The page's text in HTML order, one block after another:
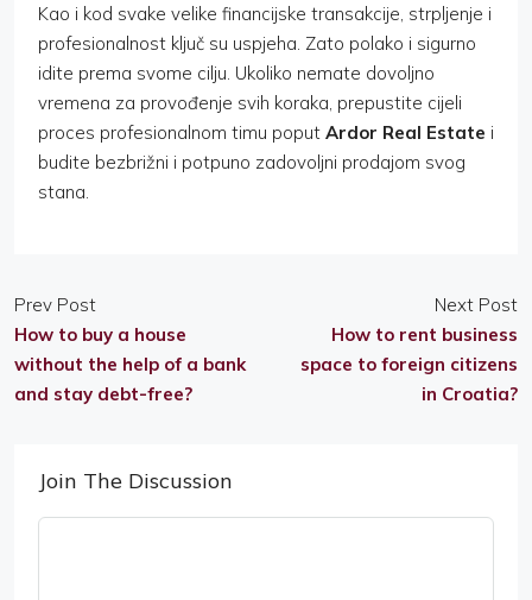
Kao i kod svake velike financijske transakcije, strpljenje i
profesionalnost ključ su uspjeha. Zato polako i sigurno
idite prema svome cilju. Ukoliko nemate dovoljno
vremena za provođenje svih koraka, prepustite cijeli
proces profesionalnom timu poput Ardor Real Estate i
budite bezbrižni i potpuno zadovoljni prodajom svog
stana.
Prev Post
How to buy a house
without the help of a bank
and stay debt-free?
Next Post
How to rent business
space to foreign citizens
in Croatia?
Join The Discussion